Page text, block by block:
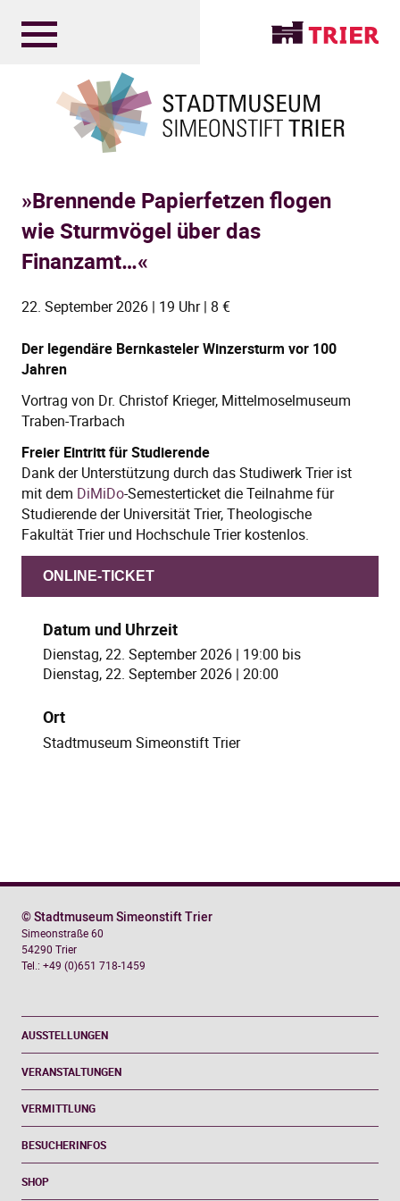
»Brennende Papierfetzen flogen
wie Sturmvögel über das
Finanzamt…«
22. September 2026 | 19 Uhr | 8 €
Der legendäre Bernkasteler Winzersturm vor 100
Jahren
Vortrag von Dr. Christof Krieger, Mittelmoselmuseum
Traben-Trarbach
Freier Eintritt für Studierende
Dank der Unterstützung durch das Studiwerk Trier ist
mit dem DiMiDo-Semesterticket die Teilnahme für
Studierende der Universität Trier, Theologische
Fakultät Trier und Hochschule Trier kostenlos.
ONLINE-TICKET
Datum und Uhrzeit
Dienstag, 22. September 2026 | 19:00 bis
Dienstag, 22. September 2026 | 20:00
Ort
Stadtmuseum Simeonstift Trier
AUSSTELLUNGEN
VERANSTALTUNGEN
VERMITTLUNG
BESUCHERINFOS
SHOP
© Stadtmuseum Simeonstift Trier
Simeonstraße 60
54290 Trier
Tel.: +49 (0)651 718-1459